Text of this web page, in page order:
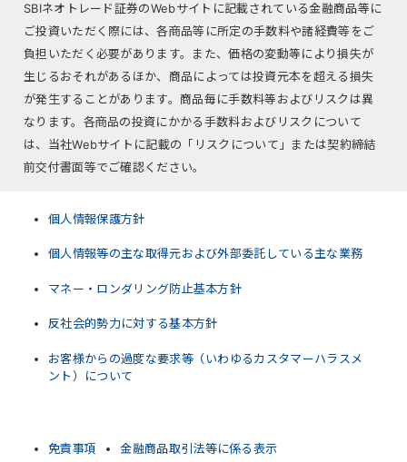
SBIネオトレード証券のWebサイトに記載されている金融商品等に
ご投資いただく際には、各商品等に所定の手数料や諸経費等をご
負担いただく必要があります。また、価格の変動等により損失が
生じるおそれがあるほか、商品によっては投資元本を超える損失
が発生することがあります。商品毎に手数料等およびリスクは異
なります。各商品の投資にかかる手数料およびリスクについて
は、当社Webサイトに記載の「リスクについて」または契約締結
前交付書面等でご確認ください。
個人情報保護方針
個人情報等の主な取得元および外部委託している主な業務
マネー・ロンダリング防止基本方針
反社会的勢力に対する基本方針
お客様からの過度な要求等（いわゆるカスタマーハラスメ
ント）について
免責事項 金融商品取引法等に係る表示